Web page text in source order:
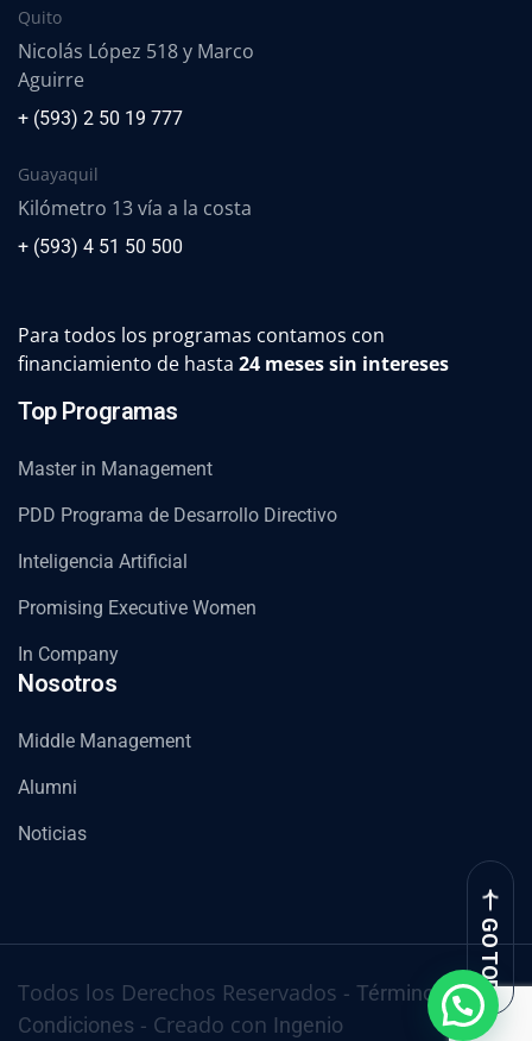
Quito
Nicolás López 518 y Marco
Aguirre
+ (593) 2 50 19 777
Guayaquil
Kilómetro 13 vía a la costa
+ (593) 4 51 50 500
Para todos los programas contamos con
financiamiento de hasta 24 meses sin intereses
Top Programas
Master in Management
PDD Programa de Desarrollo Directivo
Inteligencia Artificial
Promising Executive Women
In Company
Nosotros
Middle Management
Alumni
Noticias
Todos los Derechos Reservados - Términos y
Condiciones - Creado con Ingenio
GO TOP